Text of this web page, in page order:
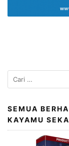
Cari
untuk:
SEMUA
KAYAMU